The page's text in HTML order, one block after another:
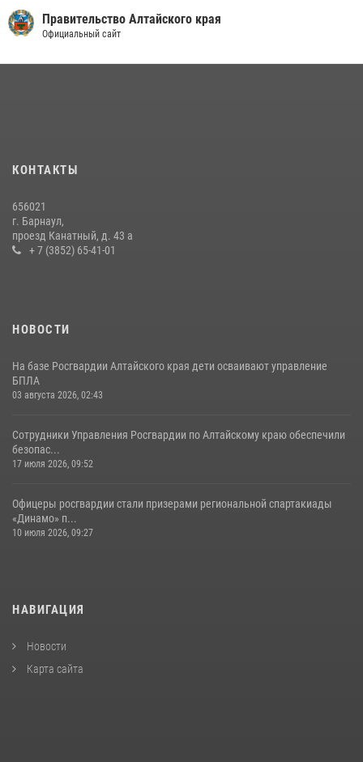
Правительство Алтайского края
Официальный сайт
КОНТАКТЫ
656021
г. Барнаул,
проезд Канатный, д. 43 а
+ 7 (3852) 65-41-01
НОВОСТИ
На базе Росгвардии Алтайского края дети осваивают управление
БПЛА
03 августа 2026, 02:43
Сотрудники Управления Росгвардии по Алтайскому краю обеспечили
безопас...
17 июля 2026, 09:52
Офицеры росгвардии стали призерами региональной спартакиады
«Динамо» п...
10 июля 2026, 09:27
НАВИГАЦИЯ
Новости
Карта сайта